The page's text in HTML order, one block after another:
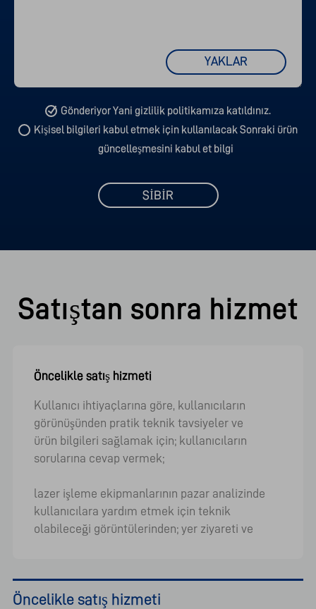
YAKLAR
Gönderiyor Yani gizlilik politikamıza katıldınız.
Kişisel bilgileri kabul etmek için kullanılacak Sonraki ürün
güncelleşmesini kabul et bilgi
SİBİR
Satıştan sonra hizmet
Öncelikle satış hizmeti
Kullanıcı ihtiyaçlarına göre, kullanıcıların
görünüşünden pratik teknik tavsiyeler ve
ürün bilgileri sağlamak için; kullanıcıların
sorularına cevap vermek;
lazer işleme ekipmanlarının pazar analizinde
kullanıcılara yardım etmek için teknik
olabileceği görüntülerinden; yer ziyareti ve
Öncelikle satış hizmeti